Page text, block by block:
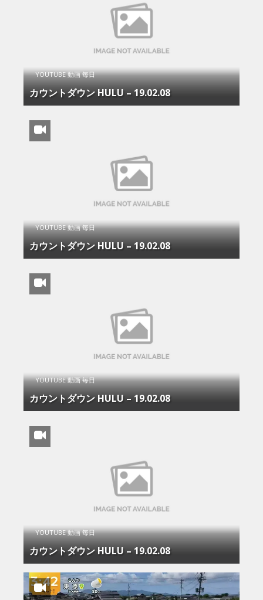
YOUTUBE 動画 毎日
カウントダウン HULU – 19.02.08
YOUTUBE 動画 毎日
カウントダウン HULU – 19.02.08
YOUTUBE 動画 毎日
カウントダウン HULU – 19.02.08
YOUTUBE 動画 毎日
カウントダウン HULU – 19.02.08